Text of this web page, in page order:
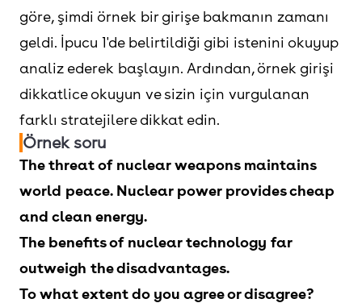
göre, şimdi örnek bir girişe bakmanın zamanı
geldi. İpucu 1'de belirtildiği gibi istenini okuyup
analiz ederek başlayın. Ardından, örnek girişi
dikkatlice okuyun ve sizin için vurgulanan
farklı stratejilere dikkat edin.
Örnek soru
The threat of nuclear weapons maintains
world peace. Nuclear power provides cheap
and clean energy.
The benefits of nuclear technology far
outweigh the disadvantages.
To what extent do you agree or disagree?